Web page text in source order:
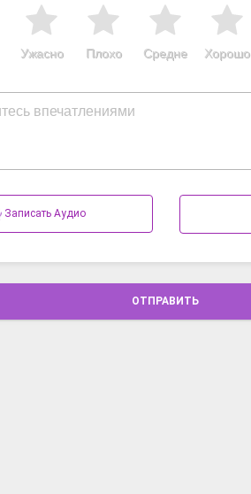
Хорошо
Средне
Плохо
Ужасно
Записать Аудио
ОТПРАВИТЬ